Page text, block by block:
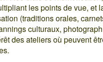
les points de vue, et
(traditions orales,
culturaux,
des ateliers où peuvent